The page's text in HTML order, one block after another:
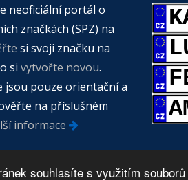
souhlasíte s využitím
neoficiální portál o
značkách (SPZ) na
si svoji značku na
si vytvořte novou.
jsou pouze orientační a
na příslušném
informace
na přání- Registrační značky| Zdroj dat -